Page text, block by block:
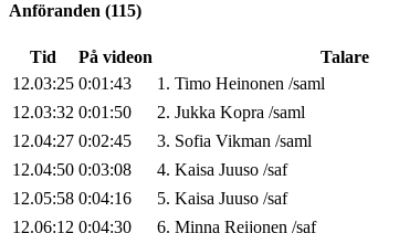
Anföranden (115)
Tid På videon Talare
12.03:25 0:01:43 1. Timo Heinonen /saml
12.03:32 0:01:50 2. Jukka Kopra /saml
12.04:27 0:02:45 3. Sofia Vikman /saml
12.04:50 0:03:08 4. Kaisa Juuso /saf
12.05:58 0:04:16 5. Kaisa Juuso /saf
12.06:12 0:04:30 6. Minna Reijonen /saf